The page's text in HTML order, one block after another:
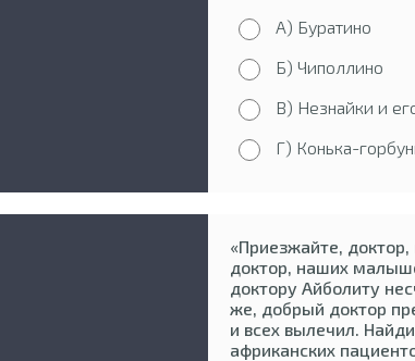
А) Буратино
Б) Чиполлино
В) Незнайки и
Г) Конька-
«Приезжайте, доктор,
доктор, наших
доктору Айболиту
же, добрый доктор
и всех вылечил.
африканских